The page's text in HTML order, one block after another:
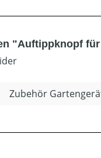
"Auftippknopf
Zubehör